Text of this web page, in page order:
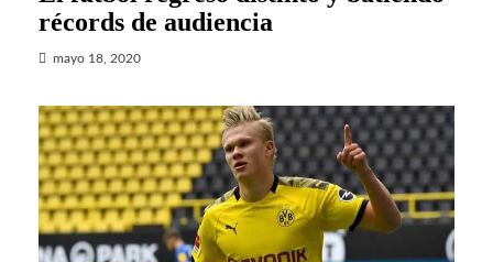
récords de audiencia
mayo 18, 2020